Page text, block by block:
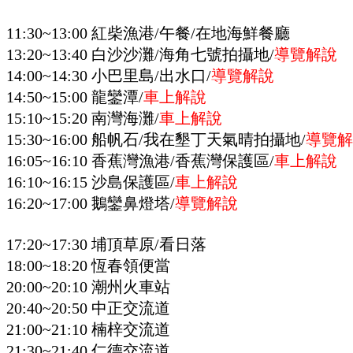
11:30~13:00 紅柴漁港/午餐/在地海鮮餐廳
13:20~13:40 白沙沙灘/海角七號拍攝地/導覽解說
14:00~14:30 小巴里島/出水口/導覽解說
14:50~15:00 龍鑾潭/車上解說
15:10~15:20 南灣海灘/車上解說
15:30~16:00 船帆石/我在墾丁天氣晴拍攝地/導覽
16:05~16:10 香蕉灣漁港/香蕉灣保護區/車上解說
16:10~16:15 沙島保護區/車上解說
16:20~17:00 鵝鑾鼻燈塔/導覽解說
17:20~17:30 埔頂草原/看日落
18:00~18:20 恆春領便當
20:00~20:10 潮州火車站
20:40~20:50 中正交流道
21:00~21:10 楠梓交流道